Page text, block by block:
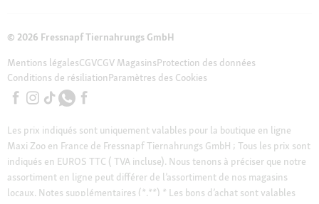
© 2026 Fressnapf Tiernahrungs GmbH
Mentions légalesCGVCGV MagasinsProtection des données
Conditions de résiliationParamètres des Cookies
Les prix indiqués sont uniquement valables pour la boutique en ligne
Maxi Zoo en France de Fressnapf Tiernahrungs GmbH ; Tous les prix sont
indiqués en EUROS TTC ( TVA incluse). Nous tenons à préciser que notre
assortiment en ligne peut différer de l’assortiment de nos magasins
locaux. Notes supplémentaires (*,**) * Les bons d’achat sont valables